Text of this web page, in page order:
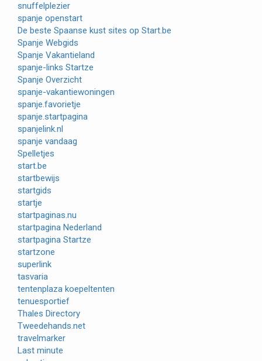
snuffelplezier
spanje openstart
De beste Spaanse kust sites op Start.be
Spanje Webgids
Spanje Vakantieland
spanje-links Startze
Spanje Overzicht
spanje-vakantiewoningen
spanje.favorietje
spanje.startpagina
spanjelink.nl
spanje vandaag
Spelletjes
start.be
startbewijs
startgids
startje
startpaginas.nu
startpagina Nederland
startpagina Startze
startzone
superlink
tasvaria
tentenplaza koepeltenten
tenuesportief
Thales Directory
Tweedehands.net
travelmarker
Last minute